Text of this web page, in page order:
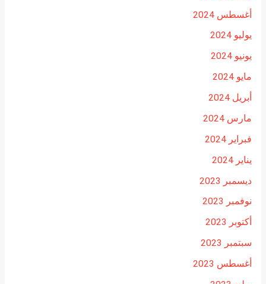
أغسطس 2024
يوليو 2024
يونيو 2024
مايو 2024
أبريل 2024
مارس 2024
فبراير 2024
يناير 2024
ديسمبر 2023
نوفمبر 2023
أكتوبر 2023
سبتمبر 2023
أغسطس 2023